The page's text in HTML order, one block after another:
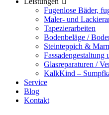
Fugenlose Bäder,
Maler- und
Tapezierarbeiten
Bodenbeläge /
Steinteppich &
Fassadengestaltung
Glasreparaturen /
KalkKind –
Service
Blog
Kontakt